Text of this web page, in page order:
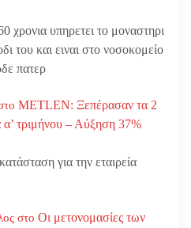
χρονια υπηρετει το μοναστηρι
του και ειναι στο νοσοκομείο
πατερ
METLEN: Ξεπέρασαν τα 2
τριμήνου – Αύξηση 37%
για την εταιρεία
στο Οι μετονομασίες των